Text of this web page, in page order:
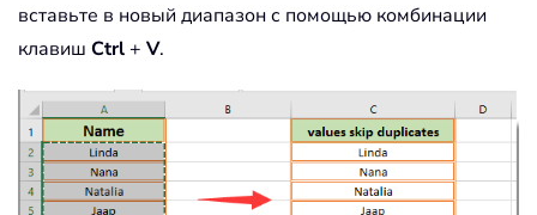
вставьте в новый диапазон с помощью комбинации
клавиш Ctrl+ V.